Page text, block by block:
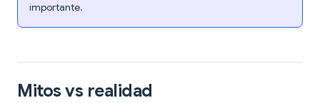
importante.
Mitos vs realidad